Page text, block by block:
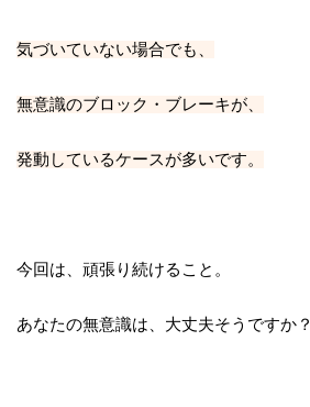
気づいていない場合でも、
無意識のブロック・ブレーキが、
発動しているケースが多いです。
今回は、頑張り続けること。
あなたの無意識は、大丈夫そうですか？